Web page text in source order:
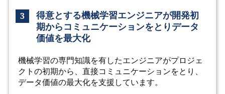
3
得意とする機械学習エンジニアが開発初
期からコミュニケーションをとりデータ
価値を最大化
機械学習の専門知識を有したエンジニアがプロジェ
クトの初期から、直接コミュニケーションをとり、
データ価値の最大化を支援しています。